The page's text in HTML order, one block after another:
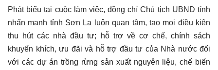
Phát biểu tại cuộc làm việc, đồng chí Chủ tịch UBND tỉnh
nhấn mạnh tỉnh Sơn La luôn quan tâm, tạo mọi điều kiện
thu hút các nhà đầu tư; hỗ trợ về cơ chế, chính sách
khuyến khích, ưu đãi và hỗ trợ đầu tư của Nhà nước đối
với các dự án trồng rừng sản xuất nguyên liệu, chế biến